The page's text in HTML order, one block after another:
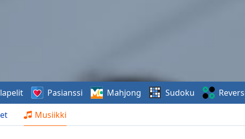
Musiikki
Pasianssi Mahjong Sudoku